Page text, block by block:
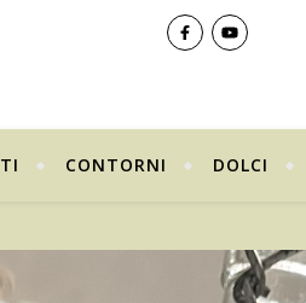
CONTORNI DOLCI